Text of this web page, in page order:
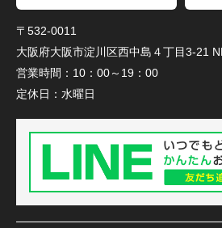
〒532-0011
大阪府大阪市淀川区西中島４丁目3-21
営業時間： 10：00～19：00
定休日： 水曜日